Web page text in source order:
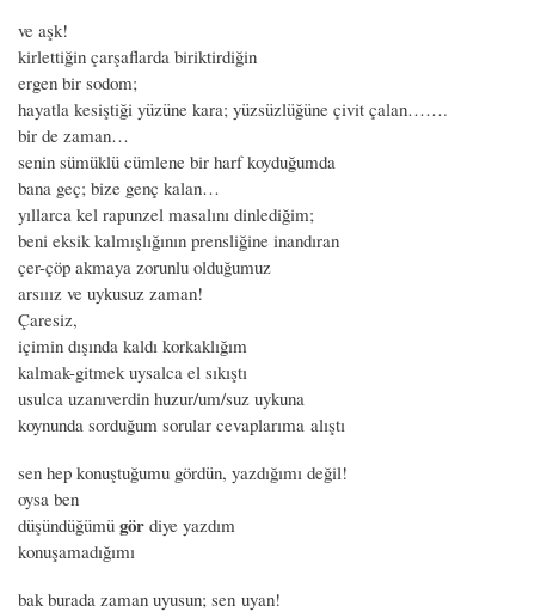
ve aşk!
kirlettiğin çarşaflarda biriktirdiğin
ergen bir sodom;
hayatla kesiştiği yüzüne kara; yüzsüzlüğüne çivit çalan…….
bir de zaman…
senin sümüklü cümlene bir harf koyduğumda
bana geç; bize genç kalan…
yıllarca kel rapunzel masalını dinlediğim;
beni eksik kalmışlığının prensliğine inandıran
çer-çöp akmaya zorunlu olduğumuz
arsııız ve uykusuz zaman!
Çaresiz,
içimin dışında kaldı korkaklığım
kalmak-gitmek uysalca el sıkıştı
usulca uzanıverdin huzur/um/suz uykuna
koynunda sorduğum sorular cevaplarıma alıştı
sen hep konuştuğumu gördün, yazdığımı değil!
oysa ben
düşündüğümü gör diye yazdım
konuşamadığımı
bak burada zaman uyusun; sen uyan!